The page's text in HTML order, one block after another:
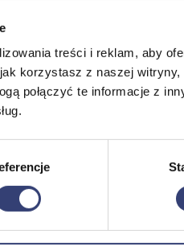
treści i reklam, aby
korzystasz z naszej
połączyć te informacje z